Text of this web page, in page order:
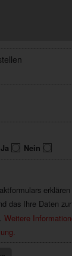
Ja Nein
das Ihre Daten
Weitere